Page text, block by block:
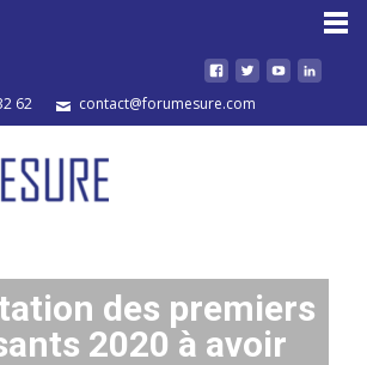
62 contact@forumesure.com
des premiers
2020 à avoir